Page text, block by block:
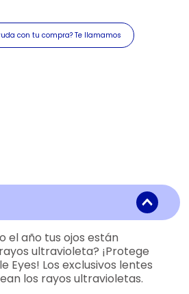
con tu compra? Te llamamos
el año tus ojos están
ultravioleta? ¡Protege
Eyes! Los exclusivos lentes
los rayos ultravioletas.